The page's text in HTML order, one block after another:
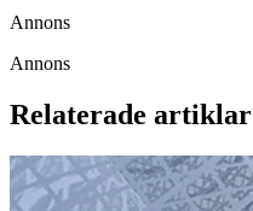
Annons
Annons
Relaterade artiklar